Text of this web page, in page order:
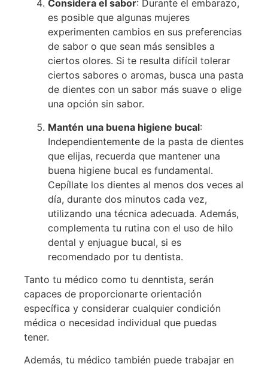
Considera el sabor: Durante el embarazo,
es posible que algunas mujeres
experimenten cambios en sus preferencias
de sabor o que sean más sensibles a
ciertos olores. Si te resulta difícil tolerar
ciertos sabores o aromas, busca una pasta
de dientes con un sabor más suave o elige
una opción sin sabor.
Mantén una buena higiene bucal:
Independientemente de la pasta de dientes
que elijas, recuerda que mantener una
buena higiene bucal es fundamental.
Cepíllate los dientes al menos dos veces al
día, durante dos minutos cada vez,
utilizando una técnica adecuada. Además,
complementa tu rutina con el uso de hilo
dental y enjuague bucal, si es
recomendado por tu dentista.
Tanto tu médico como tu denntista, serán
capaces de proporcionarte orientación
específica y considerar cualquier condición
médica o necesidad individual que puedas
tener.
Además, tu médico también puede trabajar en